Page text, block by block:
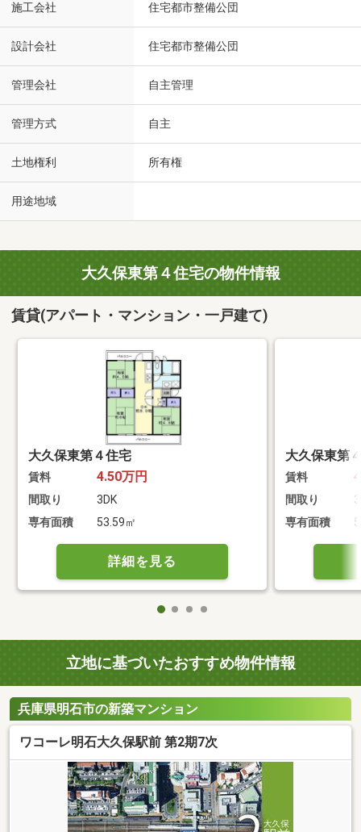
施工会社 住宅都市整備公団
設計会社 住宅都市整備公団
管理会社 自主管理
管理方式 自主
土地権利 所有権
用途地域
大久保東第４住宅の物件情報
賃貸(アパート・マンション・一戸建て)
大久保東第４住宅
賃料 4.50万円
間取り
3DK
専有面積
53.59㎡
詳細を見る
大久保東第
賃料
間取り
専有面積
立地に基づいたおすすめ物件情報
兵庫県明石市の新築マンション
ワコーレ明石大久保駅前 第2期7次